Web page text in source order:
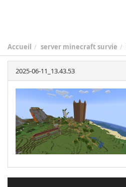
Accueil server minecraft survie
2025-06-11_13.43.53